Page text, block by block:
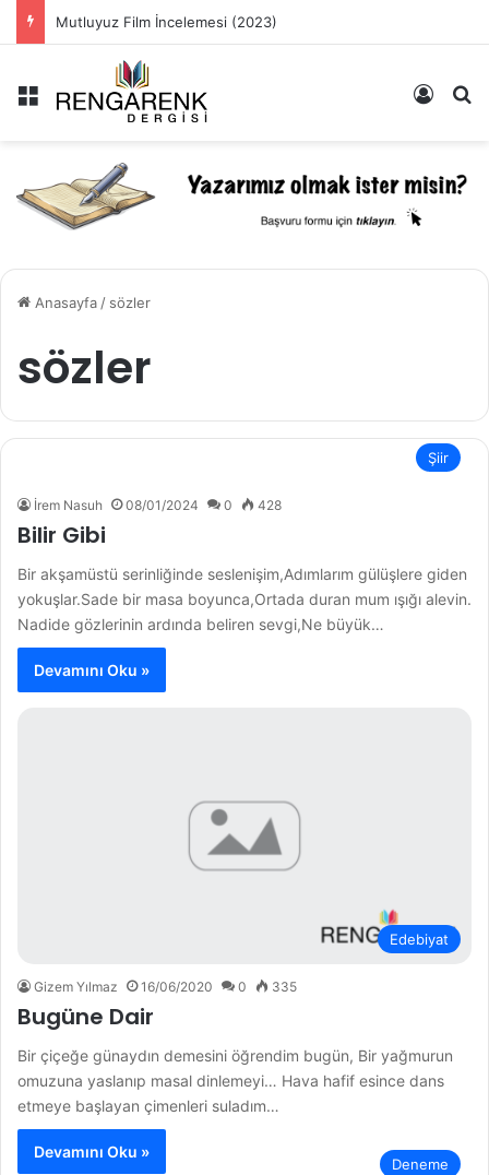
Mutluyuz Film İncelemesi (2023)
Menü Kayıt
Anasayfa/ sözler
sözler
Şiir
İrem Nasuh 08/01/2024 0 428
Bilir Gibi
Bir akşamüstü serinliğinde seslenişim,Adımlarım gülüşlere giden
yokuşlar.Sade bir masa boyunca,Ortada duran mum ışığı alevin.
Nadide gözlerinin ardında beliren sevgi,Ne büyük…
Devamını Oku »
Edebiyat
Gizem Yılmaz 16/06/2020 0 335
Bugüne Dair
Bir çiçeğe günaydın demesini öğrendim bugün, Bir yağmurun
omuzuna yaslanıp masal dinlemeyi… Hava hafif esince dans
etmeye başlayan çimenleri suladım…
Devamını Oku »
Deneme